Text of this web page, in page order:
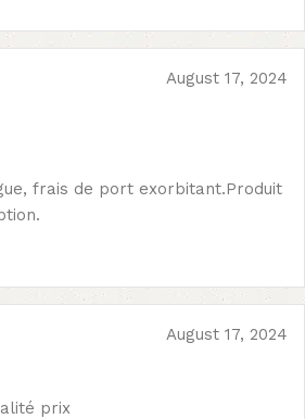
August 17, 2024
frais de port exorbitant.Produit
August 17, 2024
prix